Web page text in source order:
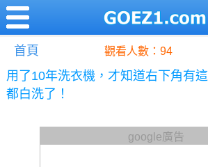
首頁 觀看人數：94
用了10年洗衣機，才知道右下角有
都白洗了！
google廣告